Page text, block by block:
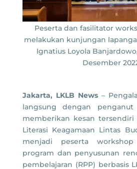
Peserta dan fasilitator
melakukan kunjungan
Ignatius Loyola
Desember
Jakarta, LKLB News–
langsung dengan
memberikan kesan
Literasi Keagamaan Lintas
menjadi peserta workshop
program dan penyusunan
pembelajaran (RPP) berbasis